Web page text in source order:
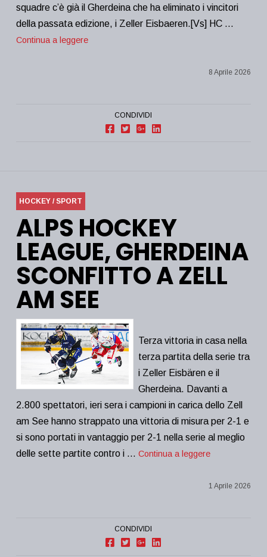
squadre c’è già il Gherdeina che ha eliminato i vincitori
della passata edizione, i Zeller Eisbaeren.[Vs] HC …
Continua a leggere
8 Aprile 2026
CONDIVIDI
HOCKEY / SPORT
ALPS HOCKEY
LEAGUE, GHERDEINA
SCONFITTO A ZELL
AM SEE
Terza vittoria in casa nella
terza partita della serie tra
i Zeller Eisbären e il
Gherdeina. Davanti a
2.800 spettatori, ieri sera i campioni in carica dello Zell
am See hanno strappato una vittoria di misura per 2-1 e
si sono portati in vantaggio per 2-1 nella serie al meglio
delle sette partite contro i … Continua a leggere
1 Aprile 2026
CONDIVIDI